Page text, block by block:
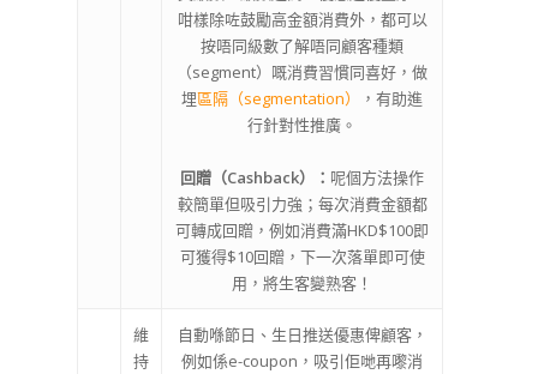
咁樣除咗鼓勵高金額消費外，都可以
按唔同級數了解唔同顧客種類
（segment）嘅消費習慣同喜好，做
埋區隔（segmentation）
，有助進
行針對性推廣。
回贈（Cashback）： 呢個方法操作
較簡單但吸引力強；每次消費金額都
可轉成回贈，例如消費滿HKD$100即
可獲得$10回贈，下一次落單即可使
用，將生客變熟客！
維
持
自動喺節日、生日推送優惠俾顧客，
例如係e-coupon，吸引佢哋再嚟消